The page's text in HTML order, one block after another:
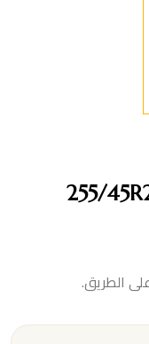
الطريق.